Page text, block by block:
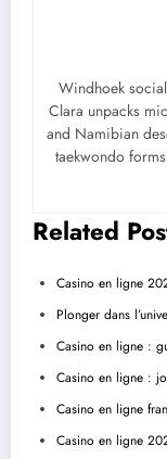
Windhoek
Clara unpacks
and Namibian
taekwondo
Related
Casino en ligne
Plonger dans
Casino en ligne :
Casino en ligne :
Casino en ligne
Casino en ligne